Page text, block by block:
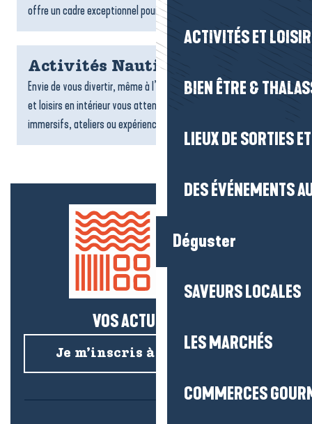
ACTIVITÉS ET
BIEN ÊTRE &
LIEUX DE SORTIES
DES ÉVÉNEMENTS
Déguster
SAVEURS LOCALES
LES MARCHÉS
COMMERCES
offre un cadre exceptionnel pour un séjour tourné vers la...
Activités Nautiques
Envie de vous divertir, même à l’abri ? De nombreuses activités
et loisirs en intérieur vous attendent : jeux, sports, espaces
immersifs, ateliers ou expériences ludiques....
VOS ACTUS SALÉES !
Je m’inscris à la newsletter